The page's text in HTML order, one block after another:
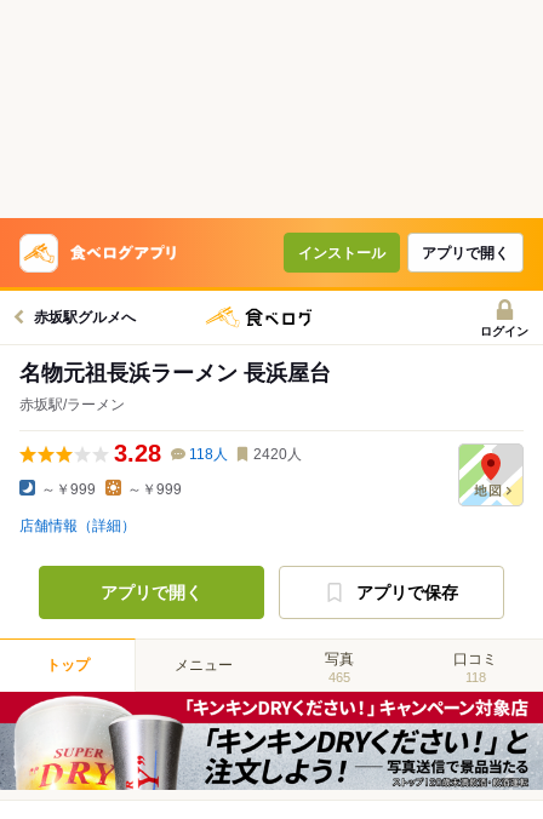
インストール アプリで開く
赤坂駅グルメへ
ログイン
名物元祖長浜ラーメン 長浜屋台
赤坂駅/ラーメン
3.28 118人 2420人
～￥999 ～￥999
店舗情報（詳細）
アプリで開く アプリで保存
トップ メニュー 写真
465
口コミ
118